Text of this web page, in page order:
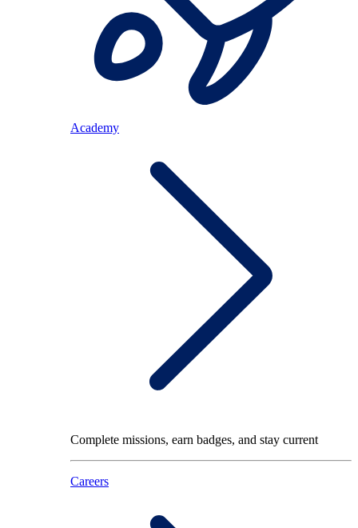
Academy
Complete missions, earn badges, and stay current
Careers